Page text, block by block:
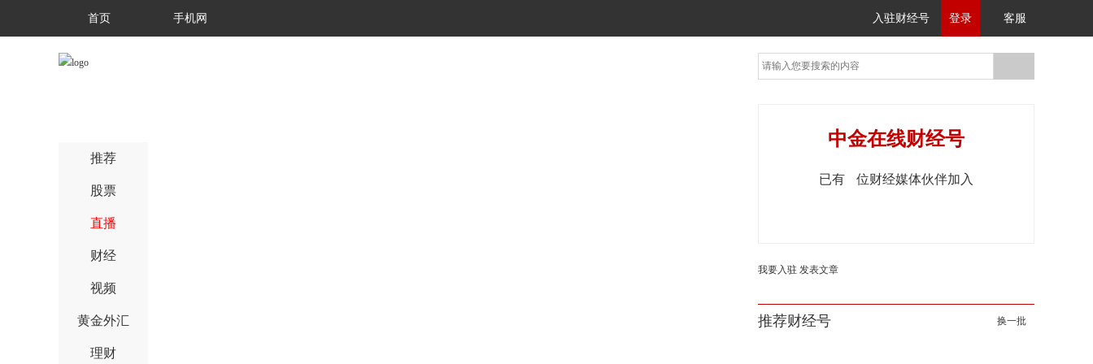
首页 手机网 入驻财经号 登录 客服
推荐
股票
直播
财经
视频
黄金外汇
理财
中金在线财经号
已有 位财经媒体伙伴加入
我要入驻 发表文章
推荐财经号 换一批